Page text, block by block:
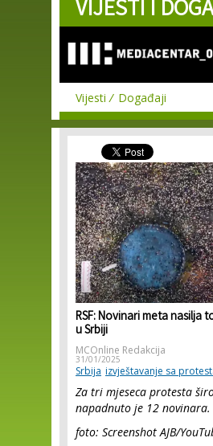
Skip to
main
VIJESTI I
Vijesti Događaji
RSF: Novinari meta nasilja
u Srbiji
MCOnline Redakcija
31/01/2025
Srbija izvještavanje sa
Za tri mjeseca protesta
napadnuto je 12 novinara.
foto: Screenshot AJB/